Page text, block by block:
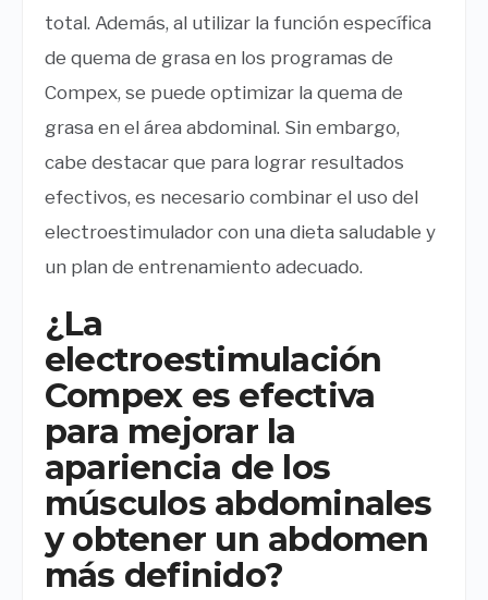
total. Además, al utilizar la función específica
de quema de grasa en los programas de
Compex, se puede optimizar la quema de
grasa en el área abdominal. Sin embargo,
cabe destacar que para lograr resultados
efectivos, es necesario combinar el uso del
electroestimulador con una dieta saludable y
un plan de entrenamiento adecuado.
¿La
electroestimulación
Compex es efectiva
para mejorar la
apariencia de los
músculos abdominales
y obtener un abdomen
más definido?